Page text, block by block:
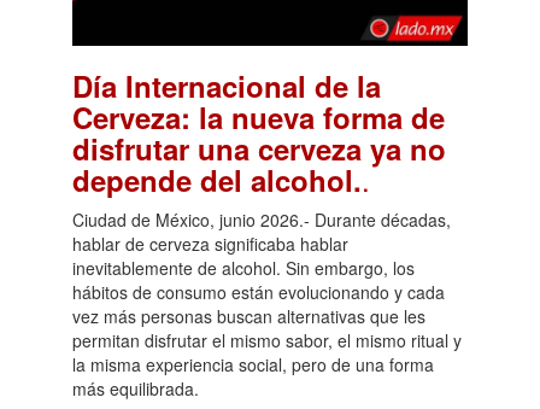
Día Internacional de la
Cerveza: la nueva forma de
disfrutar una cerveza ya no
depende del alcohol..
Ciudad de México, junio 2026.- Durante décadas,
hablar de cerveza significaba hablar
inevitablemente de alcohol. Sin embargo, los
hábitos de consumo están evolucionando y cada
vez más personas buscan alternativas que les
permitan disfrutar el mismo sabor, el mismo ritual y
la misma experiencia social, pero de una forma
más equilibrada.